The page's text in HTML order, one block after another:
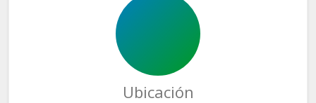
Ubicación